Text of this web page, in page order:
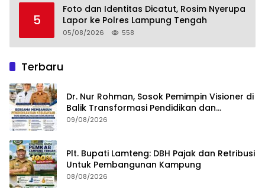
5
Foto dan Identitas Dicatut, Rosim Nyerupa
Lapor ke Polres Lampung Tengah
05/08/2026 558
Terbaru
Dr. Nur Rohman, Sosok Pemimpin Visioner di
Balik Transformasi Pendidikan dan
Kebudayaan Lampung Tengah
09/08/2026
Plt. Bupati Lamteng: DBH Pajak dan Retribusi
Untuk Pembangunan Kampung
08/08/2026